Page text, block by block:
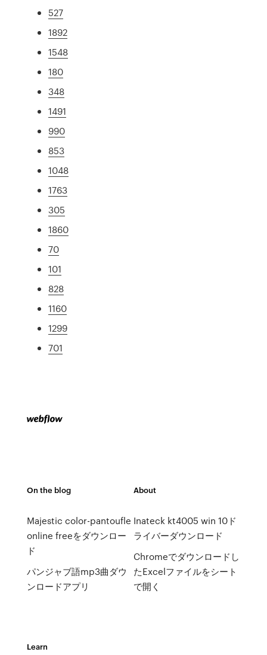
527
1892
1548
180
348
1491
990
853
1048
1763
305
1860
70
101
828
1160
1299
701
On the blog
Majestic color-pantoufle
online freeをダウンロー
ド
パンジャブ語mp3曲ダウ
ンロードアプリ
About
Inateck kt4005 win 10ド
ライバーダウンロード
Chromeでダウンロードし
たExcelファイルをシート
で開く
Learn